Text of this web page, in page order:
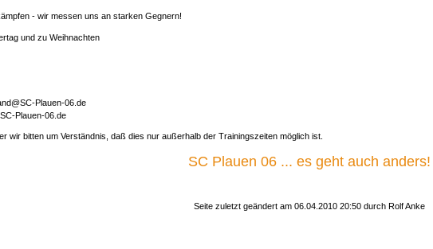
- wir messen uns an starken Gegnern!
und zu Weihnachten
Plauen-06.de
Plauen-06.de
wir bitten um Verständnis, daß dies nur außerhalb der Trainingszeiten möglich ist.
SC Plauen 06 ... es geht auch anders!
Seite zuletzt geändert am 06.04.2010 20:50 durch Rolf Anke